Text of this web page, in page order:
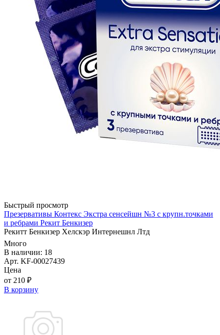
Быстрый просмотр
Презервативы Контекс Экстра сенсейшн №3 с крупн.точками
и ребрами Рекит Бенкизер
Рекитт Бенкизер Хелскэр Интернешнл Лтд
Много
В наличии: 18
Арт. KF-00027439
Цена
от 210 ₽
В корзину